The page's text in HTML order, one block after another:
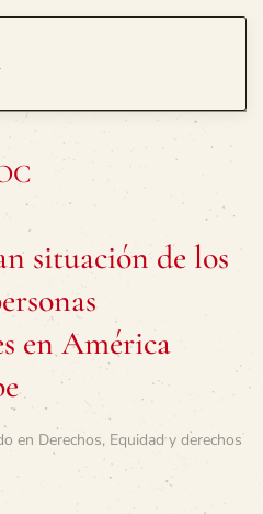
situación de los
en América
en Derechos, Equidad y derechos